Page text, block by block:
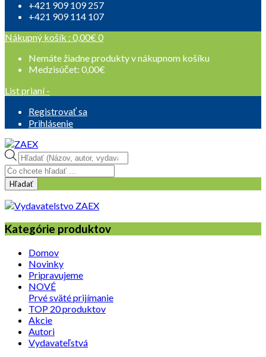
+421 909 109 257
+421 909 114 107
Nákupný košík : 0,00€ 0
Nemáte žiadne produkty v nákupnom košíku
Medzisúčet: 0,00€
List prianí -
Registrovať sa
Prihlásenie
Products
search
Hľadať
Kategórie produktov
Domov
Novinky
Pripravujeme
NOVÉ
Prvé sväté prijímanie
TOP 20 produktov
Akcie
Autori
Vydavateľstvá